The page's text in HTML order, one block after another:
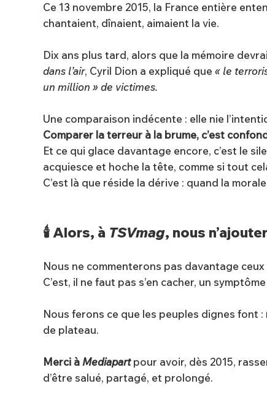
Ce 13 novembre 2015, la France entière
chantaient, dînaient, aimaient la vie.
Dix ans plus tard, alors que la mémoire
dans l’air, Cyril Dion a expliqué que « le
un million » de victimes.
Une comparaison indécente : elle nie
Comparer la terreur à la brume, c’est
Et ce qui glace davantage encore, c’est le
acquiesce et hoche la tête, comme si tout
C’est là que réside la dérive : quand la
🕯 Alors, à TSVmag, nous
Nous ne commenterons pas davantage
C’est, il ne faut pas s’en cacher, un
Nous ferons ce que les peuples dignes font :
de plateau.
Merci àMediapart pour avoir, dès 2015,
d’être salué, partagé, et prolongé.